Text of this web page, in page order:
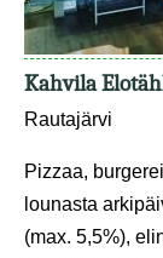
Kahvila
Rautajärvi
Pizzaa,
lounasta
(max. 5,5%),